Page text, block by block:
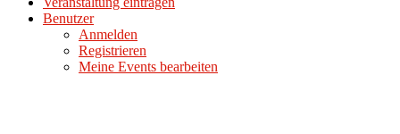
Benutzer
Anmelden
Registrieren
Meine Events bearbeiten